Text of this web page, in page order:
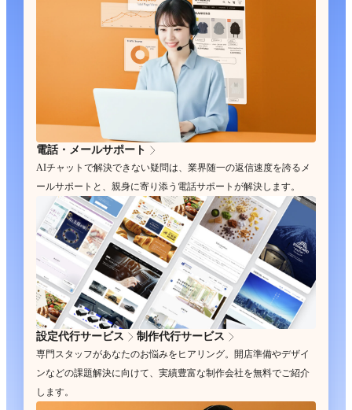
電話・メールサポート
AIチャットで解決できない疑問は、業界随一の返信速度を誇るメ
ールサポートと、親身に寄り添う電話サポートが解決します。
設定代行サービス 制作代行サービス
専門スタッフがあなたのお悩みをヒアリング。開店準備やデザイ
ンなどの課題解決に向けて、実績豊富な制作会社を無料でご紹介
します。